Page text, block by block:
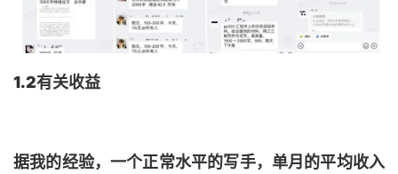
1.2有关收益
据我的经验，一个正常水平的写手，单月的平均收入